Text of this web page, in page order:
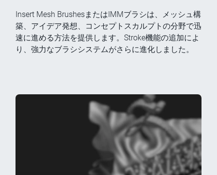
Insert Mesh BrushesまたはIMMブラシは、メッシュ構
築、アイデア発想、コンセプトスカルプトの分野で迅
速に進める方法を提供します。Stroke機能の追加によ
り、強力なブラシシステムがさらに進化しました。